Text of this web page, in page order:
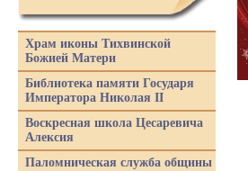
Храм иконы Тихвинской
Божией Матери
Библиотека памяти Государя
Императора Николая II
Воскресная школа Цесаревича
Алексия
Паломническая служба общины